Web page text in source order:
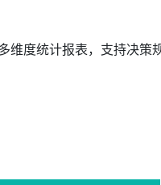
维度统计报表，支持决策